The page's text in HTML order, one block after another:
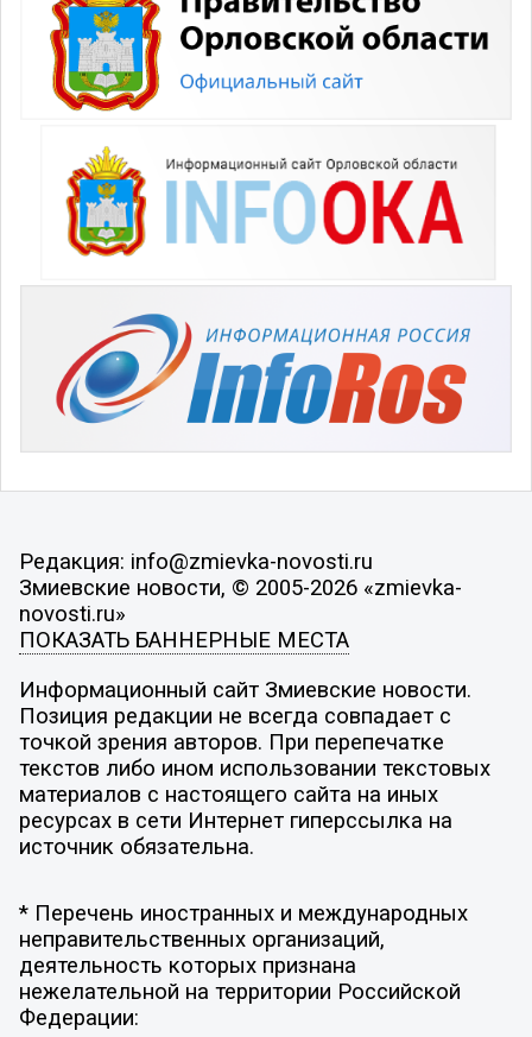
Редакция: info@zmievka-novosti.ru
Змиевские новости, © 2005-2026 «zmievka-
novosti.ru»
ПОКАЗАТЬ БАННЕРНЫЕ МЕСТА
Информационный сайт Змиевские новости.
Позиция редакции не всегда совпадает с
точкой зрения авторов. При перепечатке
текстов либо ином использовании текстовых
материалов с настоящего сайта на иных
ресурсах в сети Интернет гиперссылка на
источник обязательна.
* Перечень иностранных и международных
неправительственных организаций,
деятельность которых признана
нежелательной на территории Российской
Федерации: